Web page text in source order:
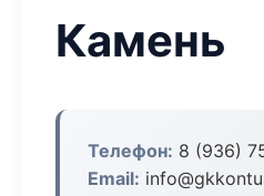
Камень
Телефон: 8 (936)
Email: